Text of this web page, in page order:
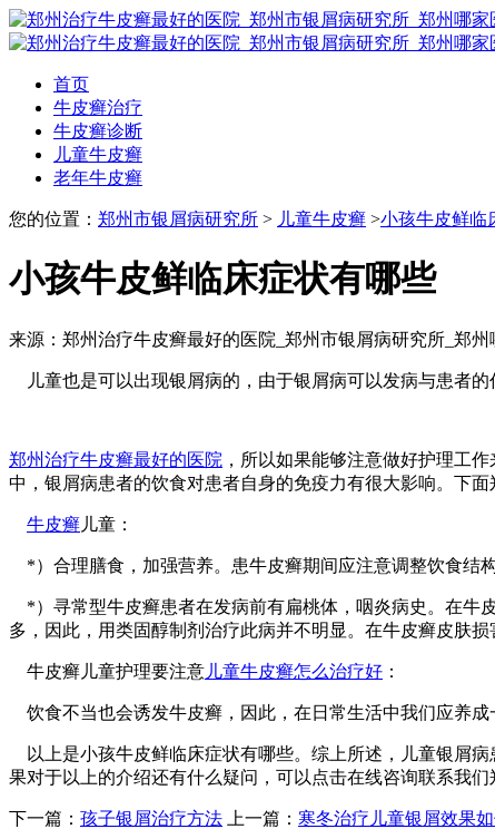
首页
牛皮癣治疗
牛皮癣诊断
儿童牛皮癣
老年牛皮癣
您的位置： 郑州市银屑病研究所 > 儿童牛皮癣 >小孩牛皮鲜临
小孩牛皮鲜临床症状有哪些
来源：郑州治疗牛皮癣最好的医院_郑州市银屑病研究所_郑
儿童也是可以出现银屑病的，由于银屑病可以发病与患者的
郑州治疗牛皮癣最好的医院 ，所以如果能够注意做好护理工
中，银屑病患者的饮食对患者自身的免疫力有很大影响。下
牛皮癣 儿童：
*）合理膳食，加强营养。患牛皮癣期间应注意调整饮食结
*）寻常型牛皮癣患者在发病前有扁桃体，咽炎病史。在牛
多，因此，用类固醇制剂治疗此病并不明显。在牛皮癣皮肤
牛皮癣儿童护理要注意 儿童牛皮癣怎么治疗好 ：
饮食不当也会诱发牛皮癣，因此，在日常生活中我们应养成
以上是小孩牛皮鲜临床症状有哪些。综上所述，儿童银屑
果对于以上的介绍还有什么疑问，可以点击在线咨询联系我
下一篇： 孩子银屑治疗方法 上一篇： 寒冬治疗儿童银屑效果